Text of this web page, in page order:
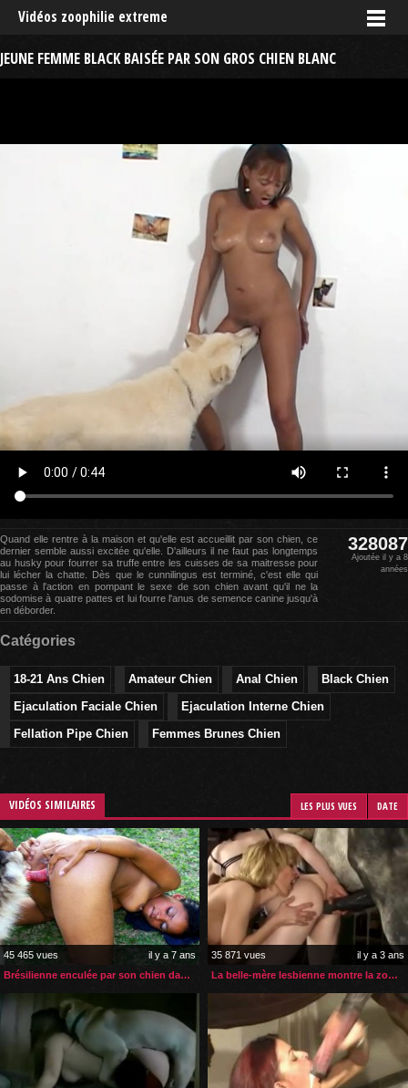
Vidéos zoophilie extreme
JEUNE FEMME BLACK BAISÉE PAR SON GROS CHIEN BLANC
Quand elle rentre à la maison et qu'elle est accueillit par son chien, ce
dernier semble aussi excitée qu'elle. D'ailleurs il ne faut pas longtemps
au husky pour fourrer sa truffe entre les cuisses de sa maitresse pour
lui lécher la chatte. Dès que le cunnilingus est terminé, c'est elle qui
passe à l'action en pompant le sexe de son chien avant qu'il ne la
sodomise à quatre pattes et lui fourre l'anus de semence canine jusqu'à
en déborder.
328087
Ajoutée il y a 8
années
Catégories
18-21 Ans Chien Amateur Chien Anal Chien
Black Chien
Ejaculation Faciale Chien
Ejaculation Interne Chien
Fellation Pipe Chien
Femmes Brunes Chien
VIDÉOS SIMILAIRES LES PLUS VUES DATE
45 465 vues
il y a 7 ans
Brésilienne enculée par son chien dans un parc public
35 871 vues
il y a 3 ans
La belle-mère lesbienne montre la zoophilie à sa belle-fille